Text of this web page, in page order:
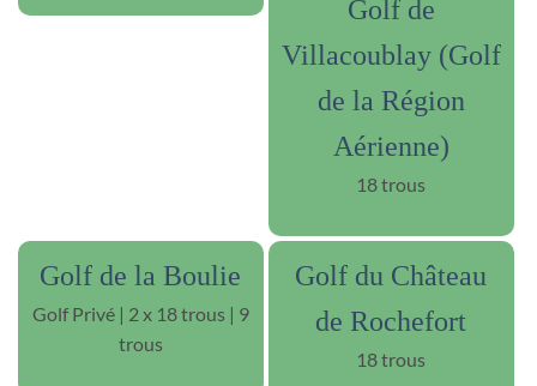
Golf de
Villacoublay (Golf
de la Région
Aérienne)
18 trous
Golf de la Boulie
Golf Privé | 2 x 18 trous | 9
trous
Golf du Château
de Rochefort
18 trous